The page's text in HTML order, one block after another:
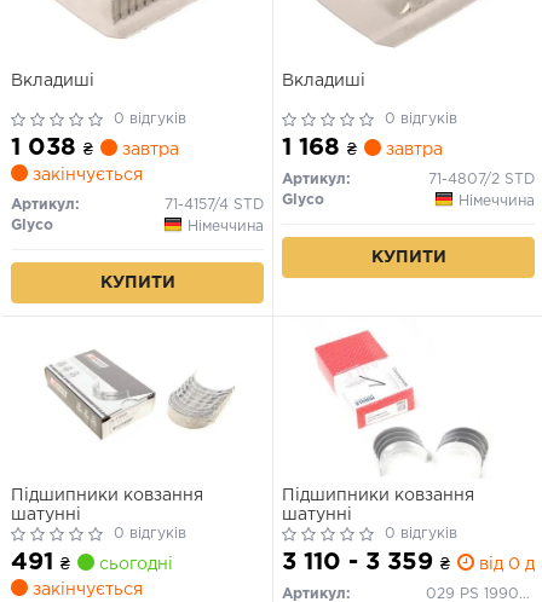
Вкладиші
0 відгуків
1 038 ₴
завтра
закінчується
Артикул:
71-4157/4 STD
Glyco
Німеччина
КУПИТИ
Вкладиші
0 відгуків
1 168 ₴ завтра
Артикул:
71-4807/2 STD
Glyco
Німеччина
КУПИТИ
Підшипники ковзання
шатунні
0 відгуків
491 ₴
сьогодні
закінчується
Підшипники ковзання
шатунні
0 відгуків
3 110 - 3 359 ₴ від 0
Артикул:
029 PS 19909 000